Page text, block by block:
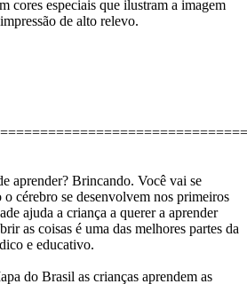
cores especiais que ilustram a imagem
de alto relevo.
aprender? Brincando. Você vai se
cérebro se desenvolvem nos primeiros
ajuda a criança a querer a aprender
as coisas é uma das melhores partes da
e educativo.
do Brasil as crianças aprendem as